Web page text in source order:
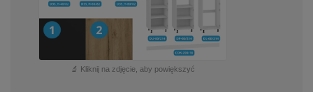
🔬 Kliknij na zdjęcie, aby powiększyć